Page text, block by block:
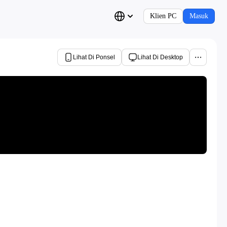
Klien PC Masuk
Lihat Di Ponsel Lihat Di Desktop